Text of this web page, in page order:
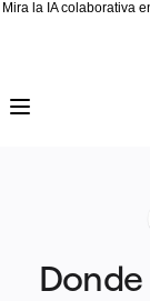
Mira la IA colaborativa
Donde